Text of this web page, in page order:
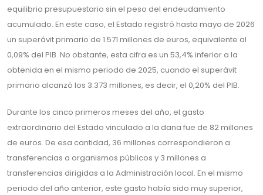
equilibrio presupuestario sin el peso del endeudamiento
acumulado. En este caso, el Estado registró hasta mayo de 2026
un superávit primario de 1.571 millones de euros, equivalente al
0,09% del PIB. No obstante, esta cifra es un 53,4% inferior a la
obtenida en el mismo periodo de 2025, cuando el superávit
primario alcanzó los 3.373 millones, es decir, el 0,20% del PIB.
Durante los cinco primeros meses del año, el gasto
extraordinario del Estado vinculado a la dana fue de 82 millones
de euros. De esa cantidad, 36 millones correspondieron a
transferencias a organismos públicos y 3 millones a
transferencias dirigidas a la Administración local. En el mismo
periodo del año anterior, este gasto había sido muy superior,